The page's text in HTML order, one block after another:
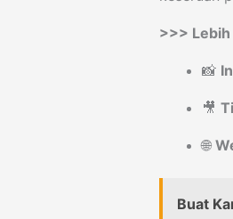
>>>
📸
🎥
🌐
Buat